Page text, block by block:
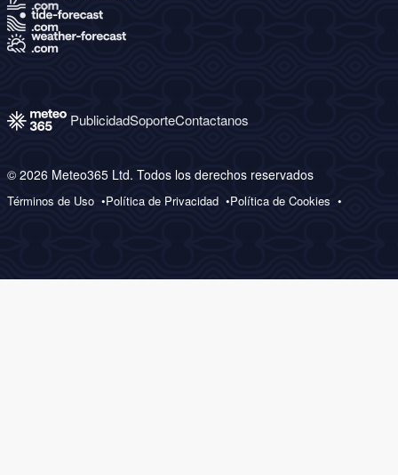
PublicidadSoporteContactanos
© 2026 Meteo365 Ltd. Todos los derechos reservados
Términos de Uso Política de Privacidad Política de Cookies